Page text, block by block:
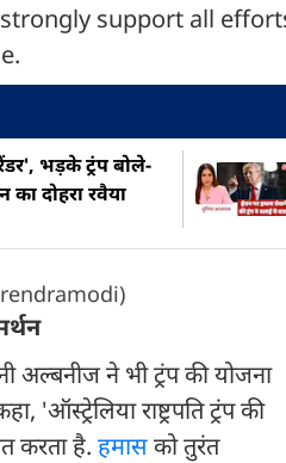
support all
भड़के ट्रंप बोले-
का दोहरा रवैया
अल्बनीज ने भी ट्रंप की योजना
'ऑस्ट्रेलिया राष्ट्रपति ट्रंप की
करता है. हमासको तुरंत